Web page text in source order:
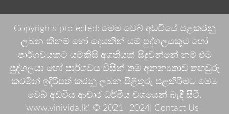
Copyrights protected: මෙම වෙබ් අඩවියේ පළකරනු
ලබන කිනම් හෝ දෙයකින් යම් පුද්ගලයකුට හෝ
පාර්ශවයකට යම්කිසි අගතියක් සිදුවන්නේ නම් එම
පුද්ගලයා හෝ පාර්ශවය විසින් තම අනන්‍යතාව තහවුරු
කරමින් ඉදිරිපත් කරනු ලබන පිළිතුරු පළකිරීමට මෙම
වෙබ් අඩවිය ආචාර ධර්මීය වශයෙන් බැඳී සිටී.
'www.vinivida.lk' © 2021- 2024| Contact Us -